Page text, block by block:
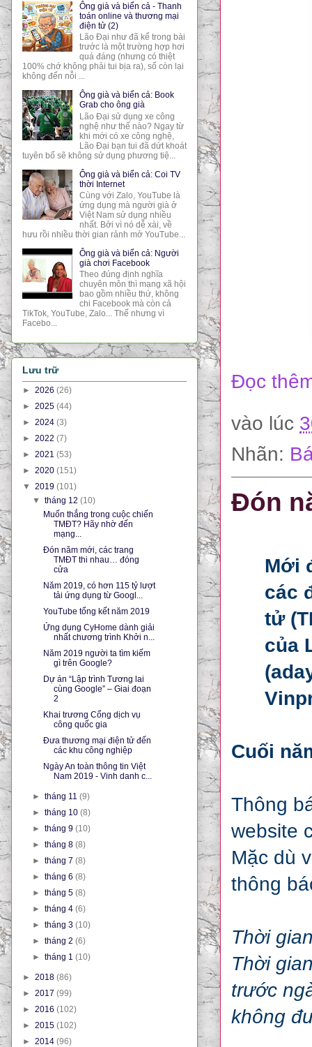
Đọc
vào lúc
Nhãn:
Đón
Mới
các
tử
của
Cuối
Thông
website
Mặc dù
thông
Thời
Thời
trước
không
Ông già và biển cả - Thanh
toán online và thương mại
điện tử (2)
Lão Đại như đã kể trong bài
trước là một trường hợp hơi
quá đáng (nhưng có thiệt
100% chớ không phải tui bịa ra), số còn lại
không đến nỗi ...
Ông già và biển cả: Book
Grab cho ông già
Lão Đại sử dụng xe công
nghệ như thế nào? Ngay từ
khi mới có xe công nghệ,
Lão Đại bạn tui đã dứt khoát
tuyên bố sẽ không sử dụng phương tiệ...
Ông già và biển cả: Coi TV
thời Internet
Cùng với Zalo, YouTube là
ứng dụng mà người già ở
Việt Nam sử dụng nhiều
nhất. Bởi vì nó dễ xài, về
hưu rồi nhiều thời gian rảnh mở YouTube...
Ông già và biển cả: Người
già chơi Facebook
Theo đúng định nghĩa
chuyên môn thì mạng xã hội
bao gồm nhiều thứ, không
chi Facebook mà còn cả
TikTok, YouTube, Zalo... Thế nhưng vì
Facebo...
Lưu trữ
► 2026 (26)
► 2025 (44)
► 2024 (3)
► 2022 (7)
► 2021 (53)
► 2020 (151)
▼ 2019 (101)
▼tháng 12(10)
Muốn thắng trong cuộc chiến
TMĐT? Hãy nhờ đến
mạng...
Đón năm mới, các trang
TMĐT thi nhau… đóng
cửa
Năm 2019, có hơn 115 tỷ lượt
tải ứng dụng từ Googl...
YouTube tổng kết năm 2019
Ứng dụng CyHome dành giải
nhất chương trình Khởi n...
Năm 2019 người ta tìm kiếm
gì trên Google?
Dự án “Lập trình Tương lai
cùng Google” – Giai đoạn
2
Khai trương Cổng dịch vụ
công quốc gia
Đưa thương mại điện tử đến
các khu công nghiệp
Ngày An toàn thông tin Việt
Nam 2019 - Vinh danh c...
►tháng 11(9)
►tháng 10(8)
►tháng 9(10)
►tháng 8(8)
►tháng 7(8)
►tháng 6(8)
►tháng 5(8)
►tháng 4(6)
►tháng 3(10)
►tháng 2(6)
►tháng 1(10)
► 2018 (86)
► 2017 (99)
► 2016 (102)
► 2015 (102)
► 2014 (96)